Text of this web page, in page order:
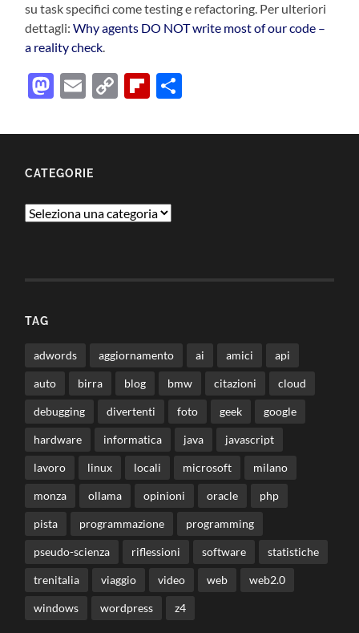
su task specifici come testing e refactoring. Per ulteriori
dettagli:Why agents DO NOT write most of our code –
a reality check.
Mastodon
EmailCopyFlipboard
CATEGORIE
Categorie
TAG
adwords aggiornamento ai amici api
auto birra blog bmw citazioni cloud
debugging divertenti foto geek google
hardware informatica java javascript
lavoro linux locali microsoft milano
monza ollama opinioni oracle php
pista programmazione programming
pseudo-scienza riflessioni software statistiche
trenitalia viaggio video web web2.0
windows wordpress z4